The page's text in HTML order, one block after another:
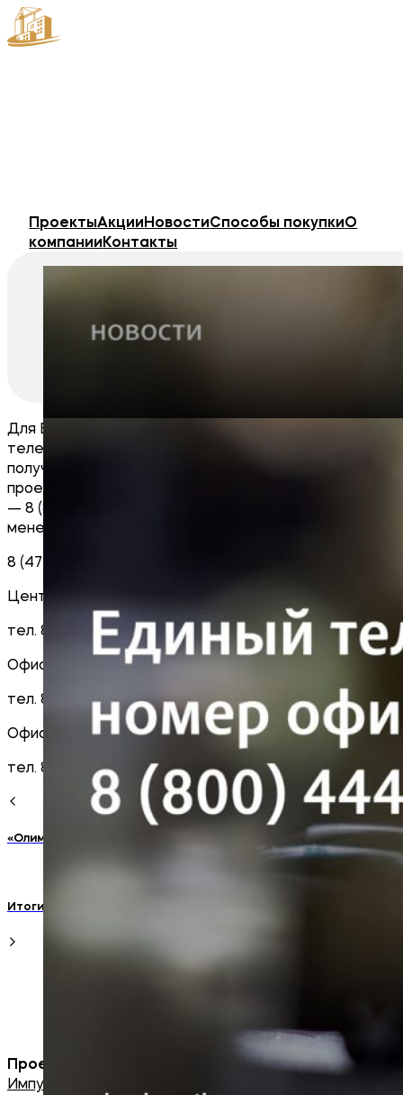
ПроектыАкцииНовостиСпособы покупкиО
компанииКонтакты
Для Вашего удобства запускаем единый
телефонный номер офиса продаж! Теперь, чтобы
получить консультацию по любому из наших
проектов достаточно позвонить по единому номеру
— 8 (800) 44-43-109. Все прошлые контакты
менеджеров также остаются доступными.
8 (4752) 55-99-53 — телефон приемной
Центральный офис продаж:
тел. 8 (915) 876-50-50,sales@sk-jupikov.local
Офис продаж Карла Маркса 20г:
тел. 8 (915) 873-50-50,elitsales@sk-jupikov.local
Офис продаж ЖК «Европейский»:
тел. 8 (915)
667-50-50,info@sk-jupikov.local
«Олимпийский парк» проводит фотоконкурс!
Итоги фотоконкурса «Я Люблю Олимпийский»
Проекты
Импульс